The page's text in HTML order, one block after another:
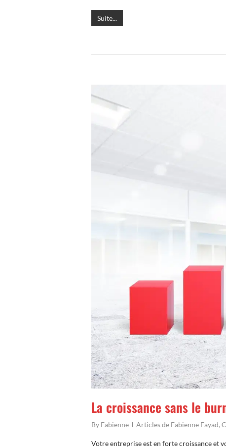
Suite...
La croissance sans le
By Fabienne Articles de Fabienne Fayad,
Votre entreprise est en forte croissance et